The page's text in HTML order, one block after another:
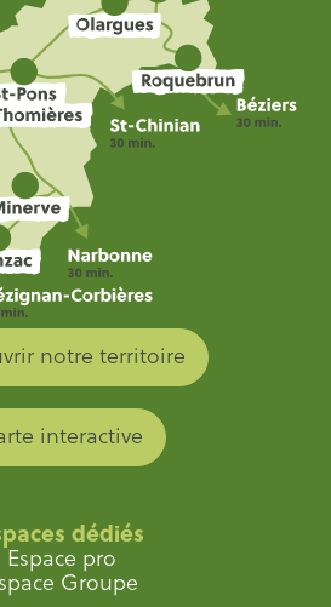
notre territoire
interactive
dédiés
Espace pro
Groupe